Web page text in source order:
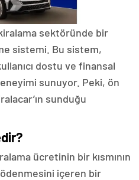
sektöründe bir
sistemi. Bu sistem,
dostu ve finansal
sunuyor. Peki, ön
sunduğu
ücretinin bir kısmının
içeren bir